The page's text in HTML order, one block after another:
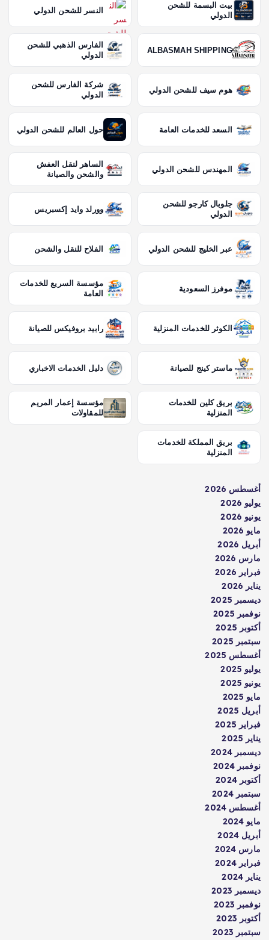
بيت البسمة للشحن
الدولي
النسر للشحن الدولي
ALBASMAH SHIPPING
الفارس الذهبي للشحن
الدولي
هوم سيف للشحن الدولي
شركة الفارس للشحن
الدولي
السعد للخدمات العامة حول العالم للشحن الدولي
المهندس للشحن الدولي
الساهر لنقل العفش
والشحن والصيانة
جلوبال كارجو للشحن
الدولي
وورلد وايد إكسبريس
عبر الخليج للشحن الدولي الفلاح للنقل والشحن
موفرز السعودية
مؤسسة السريع للخدمات
العامة
الكوثر للخدمات المنزلية رابيد بروفيكس للصيانة
ماستر كينج للصيانة دليل الخدمات الاخباري
بريق كلين للخدمات
المنزلية
مؤسسة إعمار المريم
للمقاولات
بريق المملكة للخدمات
المنزلية
أغسطس 2026
يوليو 2026
يونيو 2026
مايو 2026
أبريل 2026
مارس 2026
فبراير 2026
يناير 2026
ديسمبر 2025
نوفمبر 2025
أكتوبر 2025
سبتمبر 2025
أغسطس 2025
يوليو 2025
يونيو 2025
مايو 2025
أبريل 2025
فبراير 2025
يناير 2025
ديسمبر 2024
نوفمبر 2024
أكتوبر 2024
سبتمبر 2024
أغسطس 2024
مايو 2024
أبريل 2024
مارس 2024
فبراير 2024
يناير 2024
ديسمبر 2023
نوفمبر 2023
أكتوبر 2023
سبتمبر 2023